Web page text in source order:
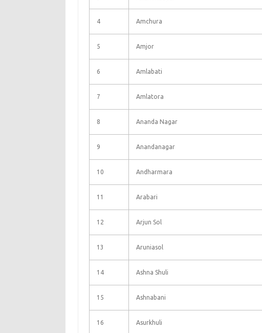
4 Amchura
5 Amjor
6 Amlabati
7 Amlatora
8 Ananda Nagar
9 Anandanagar
10 Andharmara
11 Arabari
12 Arjun Sol
13 Aruniasol
14 Ashna Shuli
15 Ashnabani
16 Asurkhuli